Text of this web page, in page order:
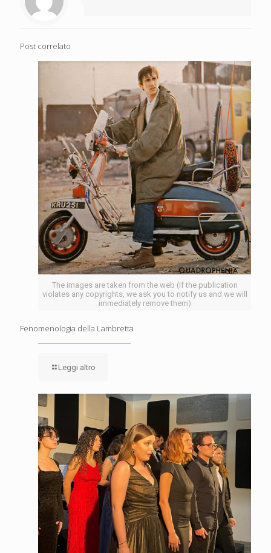
Post correlato
The images are taken from the web (if the publication
violates any copyrights, we ask you to notify us and we will
immediately remove them)
Fenomenologia della Lambretta
Leggi altro